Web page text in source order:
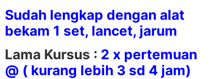
Sudah lengkap dengan alat
bekam 1 set, lancet, jarum
Lama Kursus : 2 x pertemuan
@ ( kurang lebih 3 sd 4 jam)